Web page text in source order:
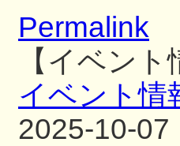
Permalink
【イベン
イベント情
2025-10-07